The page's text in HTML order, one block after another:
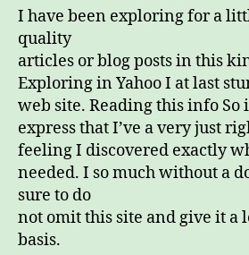
I have been exploring for a
quality
articles or blog posts in this
Exploring in Yahoo I at last
web site. Reading this info So
express that I’ve a very just
feeling I discovered exactly
needed. I so much without a
sure to do
not omit this site and give it a
basis.